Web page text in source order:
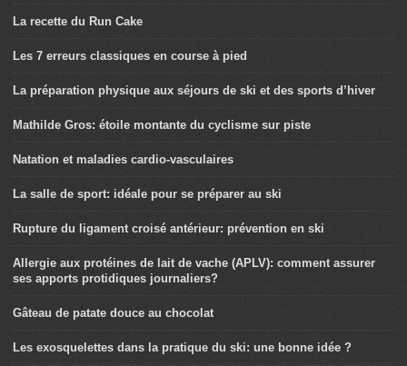
La recette du Run Cake
Les 7 erreurs classiques en course à pied
La préparation physique aux séjours de ski et des sports d’hiver
Mathilde Gros: étoile montante du cyclisme sur piste
Natation et maladies cardio-vasculaires
La salle de sport: idéale pour se préparer au ski
Rupture du ligament croisé antérieur: prévention en ski
Allergie aux protéines de lait de vache (APLV): comment assurer
ses apports protidiques journaliers?
Gâteau de patate douce au chocolat
Les exosquelettes dans la pratique du ski: une bonne idée ?